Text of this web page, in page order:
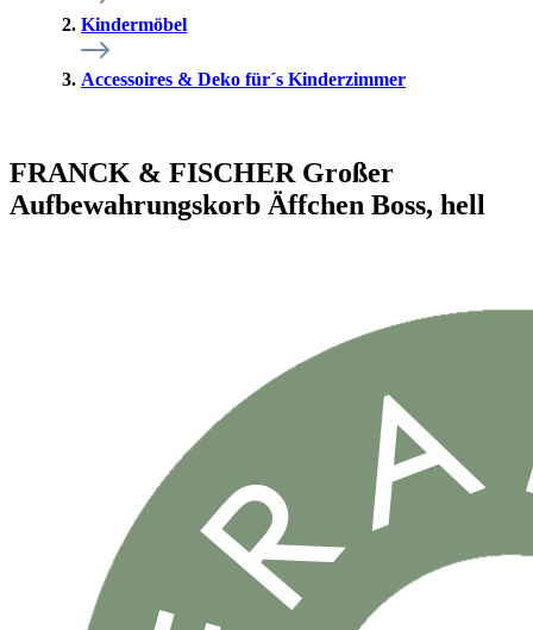
Kindermöbel
Accessoires & Deko für´s Kinderzimmer
FRANCK & FISCHER Großer
Aufbewahrungskorb Äffchen Boss, hell